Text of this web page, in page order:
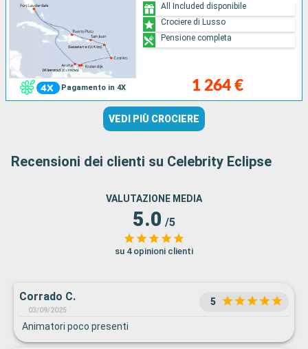
Pagamento in 4X 1 264 €
All Included disponibile
Crociere di Lusso
Pensione completa
VEDI PIÙ CROCIERE
Recensioni dei clienti su Celebrity Eclipse
VALUTAZIONE MEDIA
5.0 /5
su 4 opinioni clienti
Corrado C.
03/09/2025
5
Animatori poco presenti